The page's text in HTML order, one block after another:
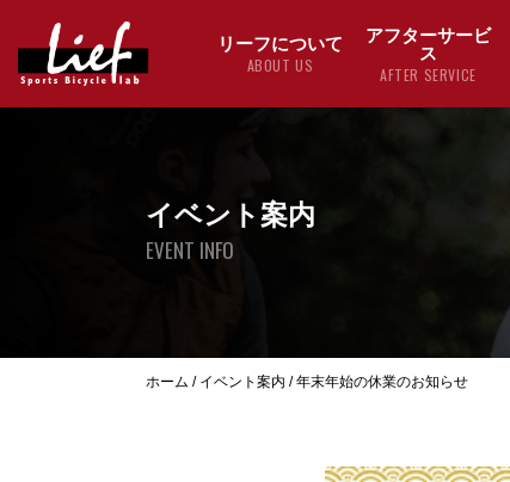
リーフについて
ABOUT US
アフターサービ
ス
AFTER SERVICE
イベント案内
EVENT INFO
ホーム / イベント案内 /年末年始の休業のお知らせ